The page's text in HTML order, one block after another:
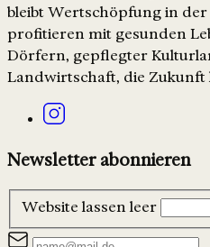
bleibt Wertschöpfung in
profitieren mit gesunden
Dörfern, gepflegter
Landwirtschaft, die Zukunft
Newsletter abonnieren
Website lassen leer